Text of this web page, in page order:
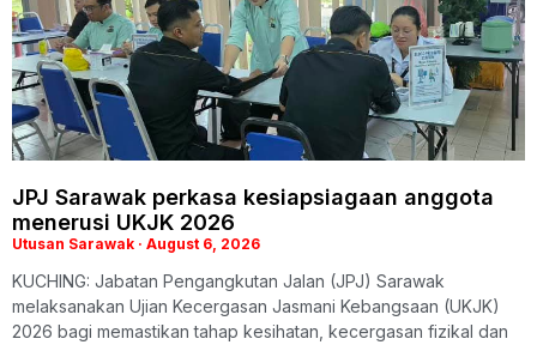
JPJ Sarawak perkasa kesiapsiagaan anggota
menerusi UKJK 2026
Utusan Sarawak August 6, 2026
KUCHING: Jabatan Pengangkutan Jalan (JPJ) Sarawak
melaksanakan Ujian Kecergasan Jasmani Kebangsaan (UKJK)
2026 bagi memastikan tahap kesihatan, kecergasan fizikal dan